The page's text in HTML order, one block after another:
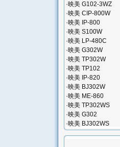
·映美 G102-3WZ
·映美 CIP-800W
·映美 IP-800
·映美 S100W
·映美 LP-480C
·映美 G302W
·映美 TP302W
·映美 TP102
·映美 IP-820
·映美 BJ302W
·映美 ME-860
·映美 TP302WS
·映美 G302
·映美 BJ302WS